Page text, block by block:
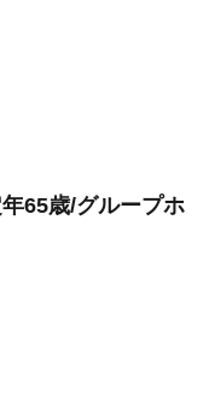
65歳/グループホ